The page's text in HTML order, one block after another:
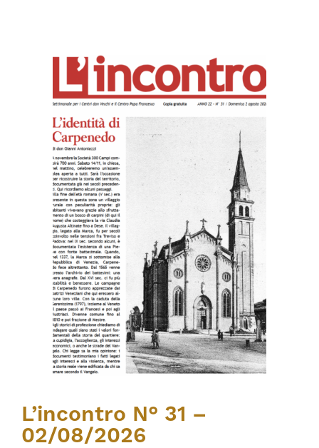
L’incontro N° 31 –
02/08/2026